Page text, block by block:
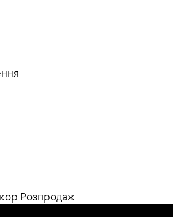
Розпродаж